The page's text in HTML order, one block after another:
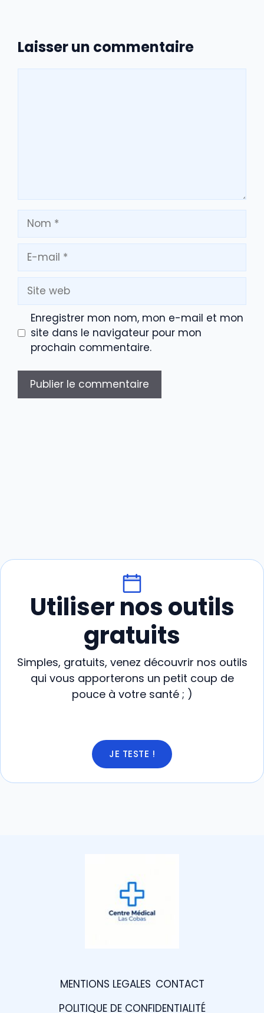
Laisser un commentaire
Nom
mail
Site
web
Enregistrer mon nom, mon e-mail et mon
site dans le navigateur pour mon
prochain commentaire.
Utiliser nos outils
gratuits
Simples, gratuits, venez découvrir nos outils
qui vous apporterons un petit coup de
pouce à votre santé ; )
JE TESTE !
MENTIONS LEGALES CONTACT
POLITIQUE DE CONFIDENTIALITÉ